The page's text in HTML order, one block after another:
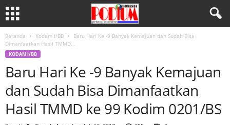
Beranda Kodam I/BB
Baru Hari Ke -9 Banyak Kemajuan dan Sudah Bisa
Dimanfaatkan Hasil TMMD...
KODAM I/BB
Baru Hari Ke -9 Banyak Kemajuan
dan Sudah Bisa Dimanfaatkan
Hasil TMMD ke 99 Kodim 0201/BS